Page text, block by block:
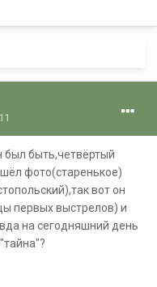
быть,четвёртый
фото(старенькое)
вот он
первых выстрелов) и
на сегодняшний день